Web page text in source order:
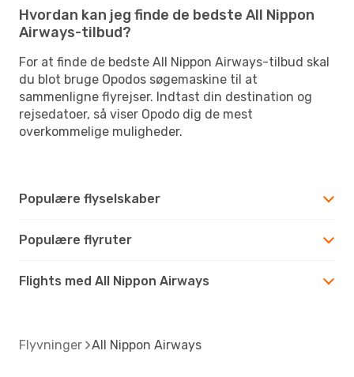
Hvordan kan jeg finde de bedste All Nippon
Airways-tilbud?
For at finde de bedste All Nippon Airways-tilbud skal
du blot bruge Opodos søgemaskine til at
sammenligne flyrejser. Indtast din destination og
rejsedatoer, så viser Opodo dig de mest
overkommelige muligheder.
Populære flyselskaber
Populære flyruter
Flights med All Nippon Airways
Flyvninger All Nippon Airways